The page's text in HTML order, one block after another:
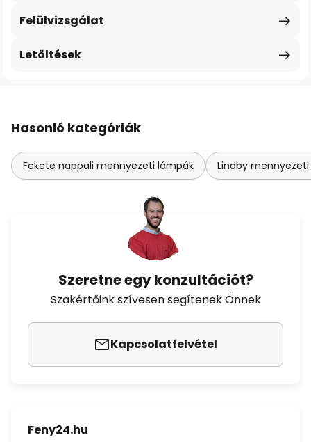
Felülvizsgálat
Letöltések
Hasonló kategóriák
Fekete nappali mennyezeti lámpák Lindby
Szeretne egy konzultációt?
Szakértőink szívesen segítenek Önnek
Kapcsolatfelvétel
Feny24.hu